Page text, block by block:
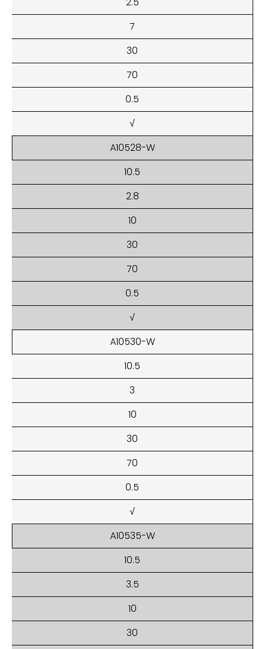
7
30
70
0.5
√
A10528-W
10.5
2.8
10
30
70
0.5
√
A10530-W
10.5
3
10
30
70
0.5
√
A10535-W
10.5
3.5
10
30